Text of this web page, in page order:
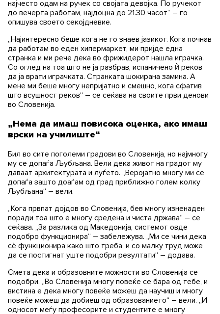
најчесто одам на ручек со својата девојка. По ручекот
до вечерта работам, најдоцна до 21.30 часот“ – го
опишува своето секојдневие.
„Најинтересно беше кога не го знаев јазикот. Кога почнав
да работам во еден хипермаркет, ми пријде една
странка и ми рече дека во фрижидерот нашла играчка.
Со оглед на тоа што не ја разбрав, испаничено ѝ реков
да ја врати играчката. Странката шокирана замина. А
мене ми беше многу непријатно и смешно, кога сфатив
што всушност реков“ – се сеќава на своите први денови
во Словенија.
„Нема да имаш повисока оценка, ако имаш
врски на училиште“
Бил во сите поголеми градови во Словенија, но најмногу
му се допаѓа Љубљана. Вели дека живот на градот му
даваат архитектурата и луѓето. „Веројатно многу ми се
допаѓа зашто доаѓам од град приближно голем колку
Љубљана“ – вели.
„Кога првпат дојдов во Словенија, бев многу изненаден
поради тоа што е многу средена и чиста држава“ – се
сеќава. „За разлика од Македонија, системот овде
подобро функционира“ – забележува. „Ми се чини дека
сè функционира како што треба, и со малку труд може
да се постигнат уште подобри резултати“ – додава.
Смета дека и образовните можности во Словенија се
подобри. „Во Словенија многу повеќе се бара од тебе, и
вистина е дека многу повеќе можеш да научиш и многу
повеќе можеш да добиеш од образованието“ – вели. „И
односот меѓу професорите и студентите е многу